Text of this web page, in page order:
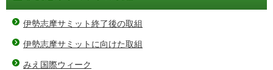
伊勢志摩サミット終了後の取組
伊勢志摩サミットに向けた取組
みえ国際ウィーク